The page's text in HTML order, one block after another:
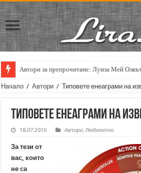
Автори за препрочитане: Луиза Мей
Кирил Кадийски: „Плачът на големия поет
Начало / Автори / Типовете енеаграми на
Типовете енеаграми на
18.07.2016 Автори,Любопитно
За тези от
вас, които
не са